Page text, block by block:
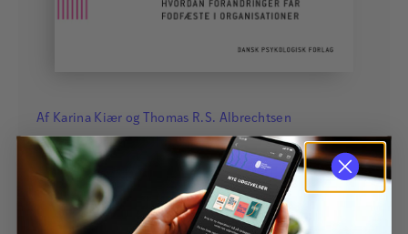
Af Karina Kiær og Thomas R.S. Albrechtsen
Dynamiske rutiner
Denne bog er et opgør med rutiners dårlige ry! Brug